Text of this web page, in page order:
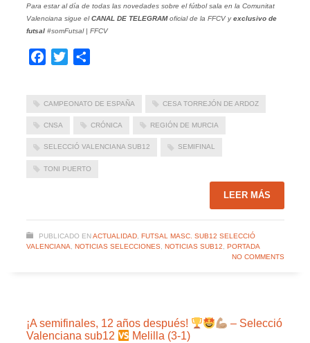
Para estar al día de todas las novedades sobre el fútbol sala en la Comunitat
Valenciana sigue elCANAL DE TELEGRAMoficial de la FFCV yexclusivo de
futsal#somFutsal | FFCV
Facebook
Twitter
CAMPEONATO DE ESPAÑA CESA TORREJÓN DE ARDOZ
CNSA CRÓNICA REGIÓN DE MURCIA
SELECCIÓ VALENCIANA SUB12 SEMIFINAL
TONI PUERTO
LEER MÁS
PUBLICADO EN ACTUALIDAD, FUTSAL MASC. SUB12 SELECCIÓ
VALENCIANA
NOTICIAS SELECCIONES, NOTICIAS SUB12
PORTADA
NO COMMENTS
¡A semifinales, 12 años después!
– Selecció
Valenciana sub12
Melilla (3-1)